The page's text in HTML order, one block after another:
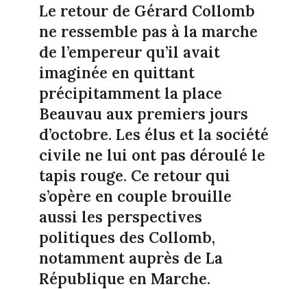
Le retour de Gérard Collomb
ne ressemble pas à la marche
de l’empereur qu’il avait
imaginée en quittant
précipitamment la place
Beauvau aux premiers jours
d’octobre. Les élus et la société
civile ne lui ont pas déroulé le
tapis rouge. Ce retour qui
s’opère en couple brouille
aussi les perspectives
politiques des Collomb,
notamment auprès de La
République en Marche.